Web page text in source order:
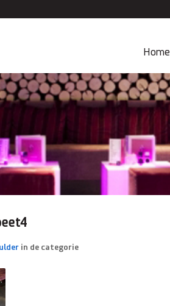
Home
in de categorie